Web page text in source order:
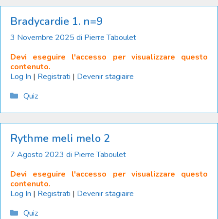
Bradycardie 1. n=9
3 Novembre 2025 di Pierre Taboulet
Devi eseguire l'accesso per visualizzare questo
contenuto.
Log In | Registrati | Devenir stagiaire
Catégories
Quiz
Rythme meli melo 2
7 Agosto 2023 di Pierre Taboulet
Devi eseguire l'accesso per visualizzare questo
contenuto.
Log In | Registrati | Devenir stagiaire
Catégories
Quiz